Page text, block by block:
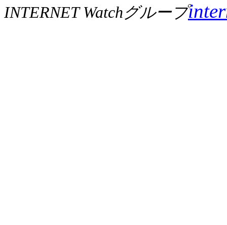
INTERNET Watchグループ